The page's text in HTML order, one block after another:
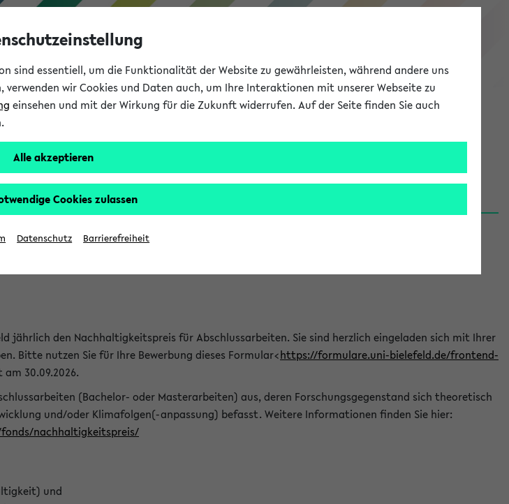
eKVV
gestartet (06.08.26)
jährlich den Nachhaltigkeitspreis für Abschlussarbeiten. Sie sind herzlich eingeladen sich mit Ihrer
Bitte nutzen Sie für Ihre Bewerbung dieses Formular<https://formulare.uni-bielefeld.de/frontend-
30.09.2026.
(Bachelor- oder Masterarbeiten) aus, deren Forschungsgegenstand sich theoretisch
und/oder Klimafolgen(-anpassung) befasst. Weitere Informationen finden Sie hier:
nachhaltigkeitspreis/
und
sind essentiell, um die Funktionalität der Website zu gewährleisten, während andere uns
wir Cookies und Daten auch, um Ihre Interaktionen mit unserer Webseite zu
einsehen und mit der Wirkung für die Zukunft widerrufen. Auf der Seite finden Sie auch
Alle akzeptieren
Cookies zulassen
Datenschutz Barrierefreiheit